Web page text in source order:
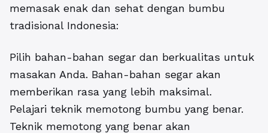
memasak enak dan sehat dengan bumbu
tradisional Indonesia:
Pilih bahan-bahan segar dan berkualitas untuk
masakan Anda. Bahan-bahan segar akan
memberikan rasa yang lebih maksimal.
Pelajari teknik memotong bumbu yang benar.
Teknik memotong yang benar akan